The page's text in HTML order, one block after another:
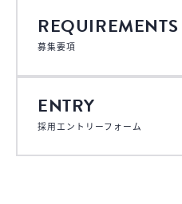
REQUIREMENTS
募集要項
ENTRY
採用エントリーフォーム